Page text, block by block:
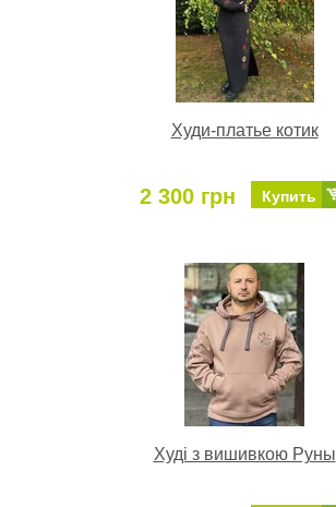
Худи-платье котик
2 300 грн Купить
Худі з вишивкою Руны